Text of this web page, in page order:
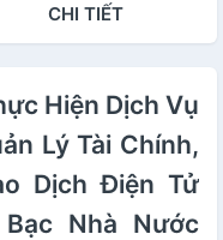
CHI TIẾT
Hiện Dịch Vụ
Lý Tài Chính,
Dịch Điện Tử
Nhà Nước